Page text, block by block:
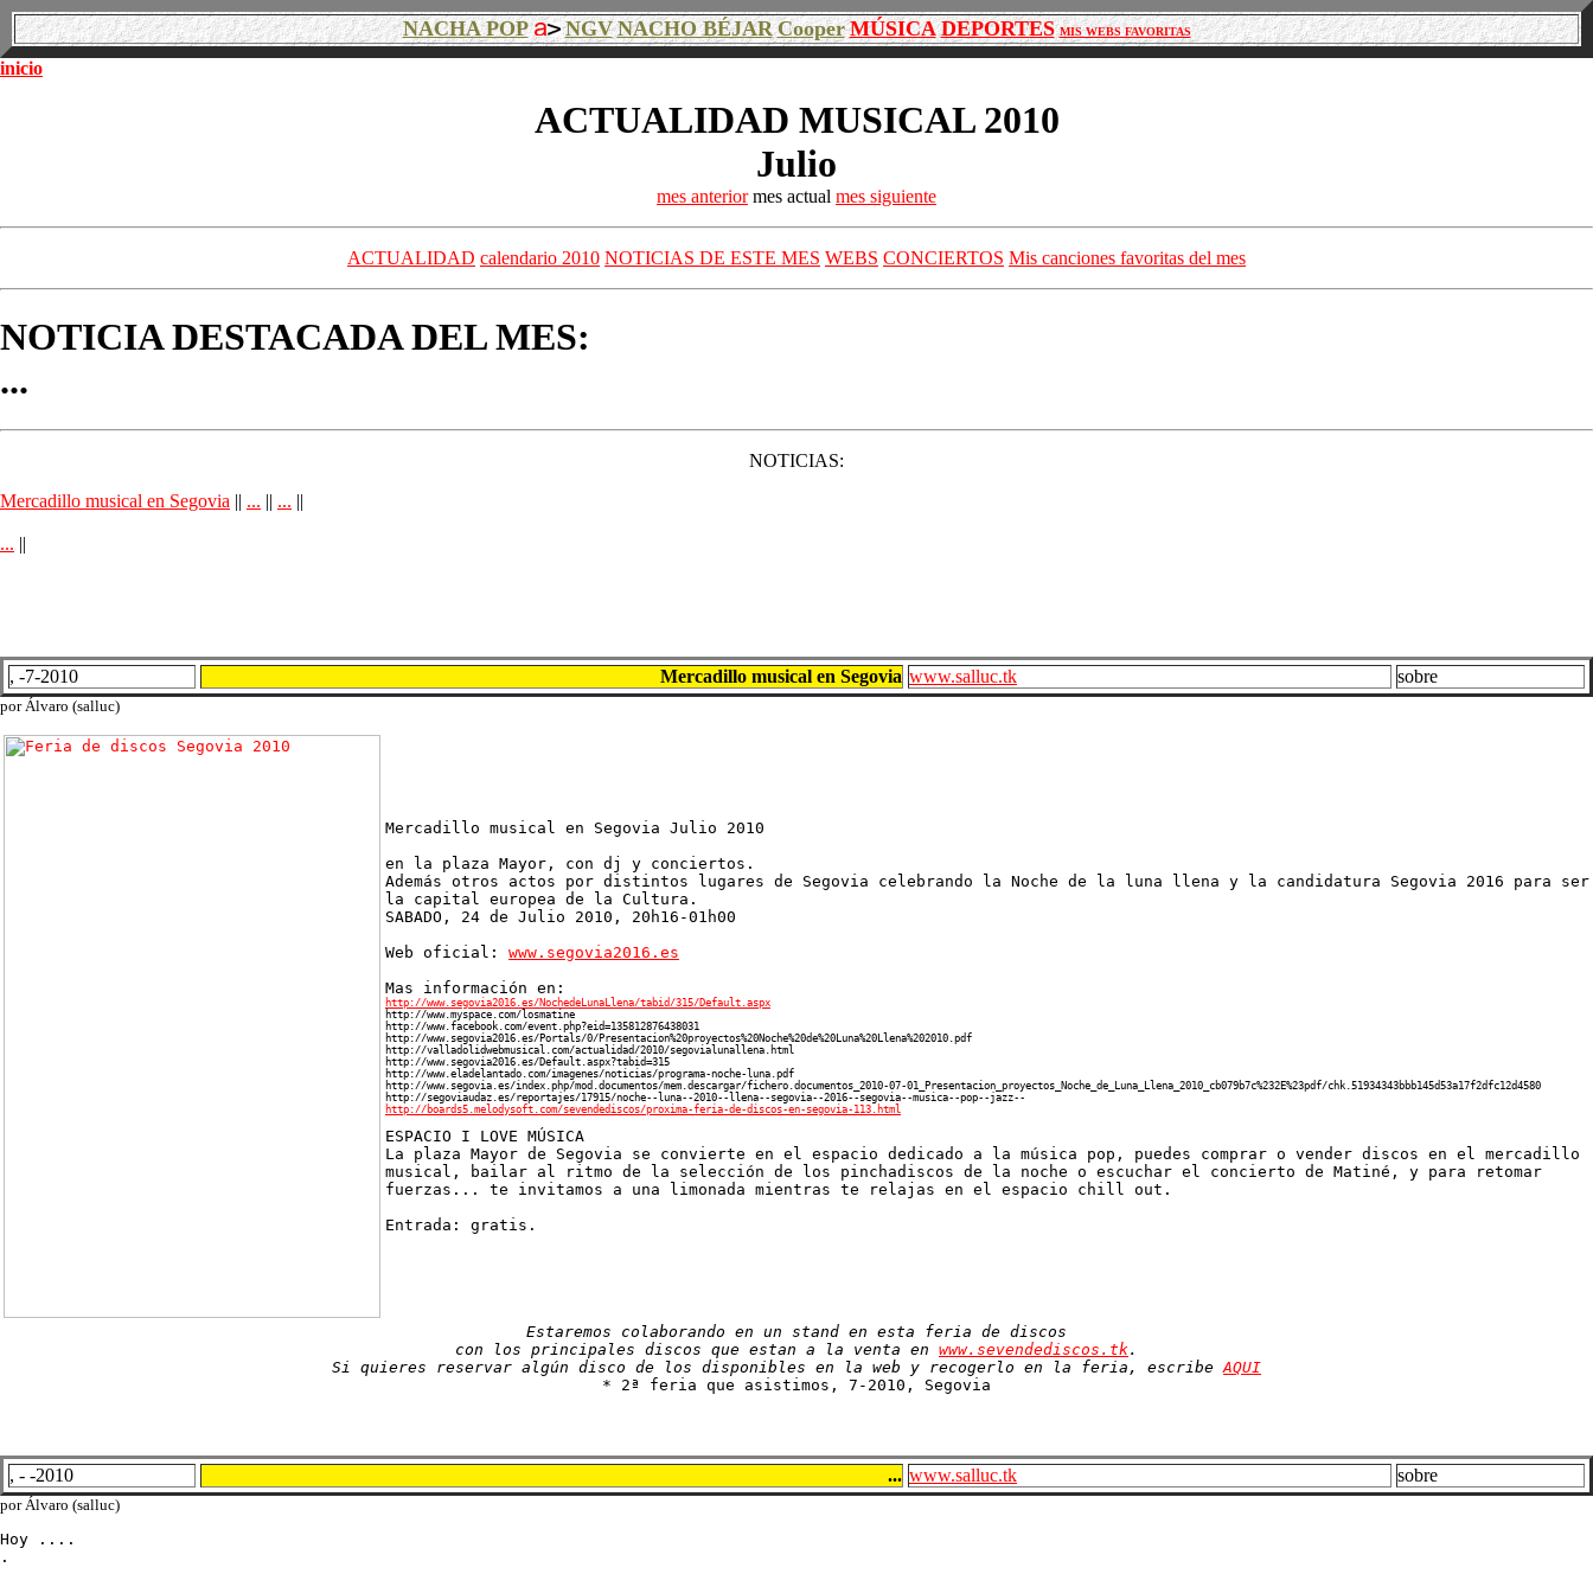
NACHA POP NGV NACHO BÉJAR Cooper MÚSICA DEPORTES MIS WEBS FAVORITAS
inicio
ACTUALIDAD MUSICAL 2010
Julio
mes anteriormes actual mes siguiente
ACTUALIDAD calendario 2010 NOTICIAS DE ESTE MES WEBS CONCIERTOS Mis canciones favoritas del mes
NOTICIA DESTACADA DEL MES:
...
NOTICIAS:
Mercadillo musical en Segovia || ... || ... ||
... ||
, -7-2010 Mercadillo musical en Segovia www.salluc.tk sobre
por Álvaro (salluc)
Mercadillo musical en Segovia Julio 2010
en la plaza Mayor, con dj y conciertos.
Además otros actos por distintos lugares de Segovia celebrando la Noche de la luna llena y la candidatura Segovia 2016 para ser
la capital europea de la Cultura.
SABADO, 24 de Julio 2010, 20h16-01h00
Web oficial: www.segovia2016.es
Mas información en:
http://www.segovia2016.es/NochedeLunaLlena/tabid/315/Default.aspx
http://www.myspace.com/losmatine
http://www.facebook.com/event.php?eid=135812876438031
http://www.segovia2016.es/Portals/0/Presentacion%20proyectos%20Noche%20de%20Luna%20Llena%202010.pdf
http://valladolidwebmusical.com/actualidad/2010/segovialunallena.html
http://www.segovia2016.es/Default.aspx?tabid=315
http://www.eladelantado.com/imagenes/noticias/programa-noche-luna.pdf
http://www.segovia.es/index.php/mod.documentos/mem.descargar/fichero.documentos_2010-07-01_Presentacion_proyectos_Noche_de_Luna_Llena_2010_cb079b7c%232E%23pdf/chk.51934343bbb145d53a17f2dfc12d4580
http://segoviaudaz.es/reportajes/17915/noche--luna--2010--llena--segovia--2016--segovia--musica--pop--jazz--
http://boards5.melodysoft.com/sevendediscos/proxima-feria-de-discos-en-segovia-113.html
ESPACIO I LOVE MÚSICA
La plaza Mayor de Segovia se convierte en el espacio dedicado a la música pop, puedes comprar o vender discos en el mercadillo
musical, bailar al ritmo de la selección de los pinchadiscos de la noche o escuchar el concierto de Matiné, y para retomar
fuerzas... te invitamos a una limonada mientras te relajas en el espacio chill out.
Entrada: gratis.
Estaremos colaborando en un stand en esta feria de discos
con los principales discos que estan a la venta en www.sevendediscos.tk.
Si quieres reservar algún disco de los disponibles en la web y recogerlo en la feria, escribe AQUI
* 2ª feria que asistimos, 7-2010, Segovia
, - -2010 ... www.salluc.tk sobre
por Álvaro (salluc)
Hoy ....
.